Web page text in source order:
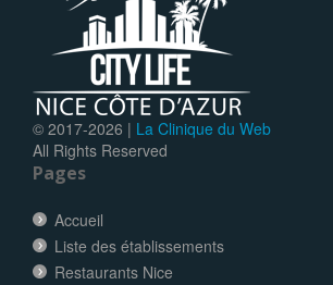
© 2017-2026 | La Clinique du Web
All Rights Reserved
Pages
Accueil
Liste des établissements
Restaurants Nice